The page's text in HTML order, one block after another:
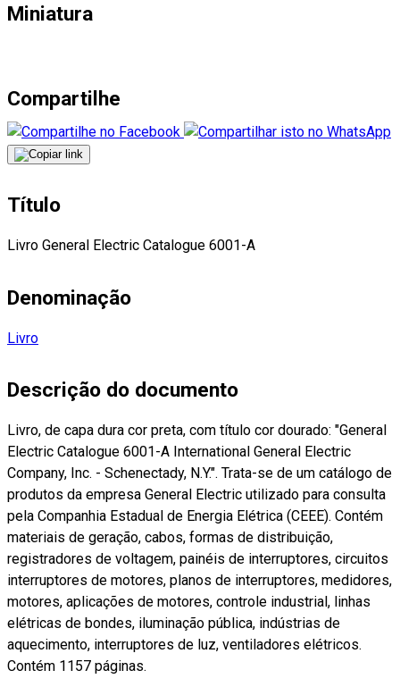
Miniatura
Compartilhe
Título
Livro General Electric Catalogue 6001-A
Denominação
Livro
Descrição do documento
Livro, de capa dura cor preta, com título cor dourado: "General
Electric Catalogue 6001-A International General Electric
Company, Inc. - Schenectady, N.Y.". Trata-se de um catálogo de
produtos da empresa General Electric utilizado para consulta
pela Companhia Estadual de Energia Elétrica (CEEE). Contém
materiais de geração, cabos, formas de distribuição,
registradores de voltagem, painéis de interruptores, circuitos
interruptores de motores, planos de interruptores, medidores,
motores, aplicações de motores, controle industrial, linhas
elétricas de bondes, iluminação pública, indústrias de
aquecimento, interruptores de luz, ventiladores elétricos.
Contém 1157 páginas.